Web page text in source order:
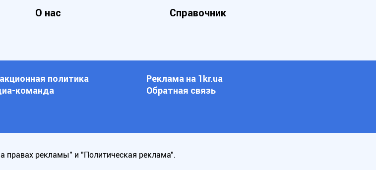
О нас
Справочник
политика
Реклама на 1kr.ua
команда
Обратная связь
рекламы" и "Политическая реклама".